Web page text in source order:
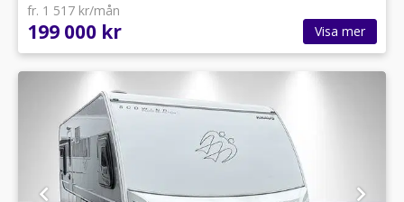
fr. 1 517 kr/mån
199 000 kr Visa mer